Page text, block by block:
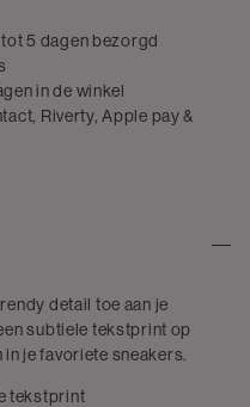
5 dagen bezorgd
in de winkel
Riverty, Apple pay &
detail toe aan je
subtiele tekstprint op
je favoriete sneakers.
tekstprint